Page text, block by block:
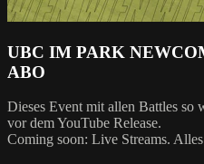
UBC IM PARK
ABO
Dieses Event mit allen Battles so
vor dem YouTube Release.
Coming soon: Live Streams.